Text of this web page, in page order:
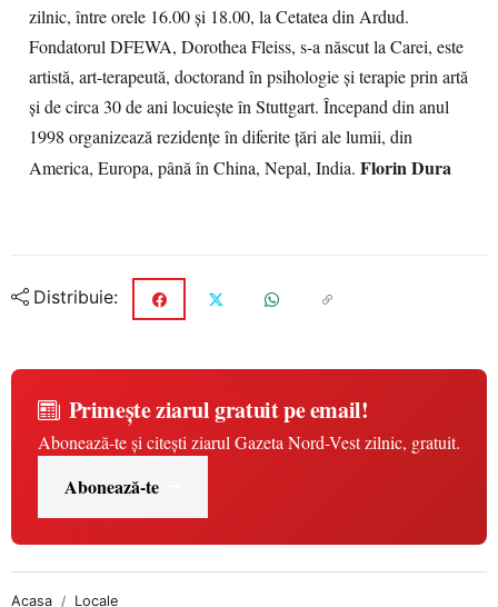
zilnic, între orele 16.00 şi 18.00, la Cetatea din Ardud.
Fondatorul DFEWA, Dorothea Fleiss, s-a născut la Carei, este
artistă, art-terapeută, doctorand în psihologie şi terapie prin artă
şi de circa 30 de ani locuieşte în Stuttgart. Începand din anul
1998 organizează rezidenţe în diferite ţări ale lumii, din
America, Europa, până în China, Nepal, India. Florin Dura
Distribuie:
Primește ziarul gratuit pe email!
Abonează-te și citești ziarul Gazeta Nord-Vest zilnic, gratuit.
Abonează-te
Acasa
Locale